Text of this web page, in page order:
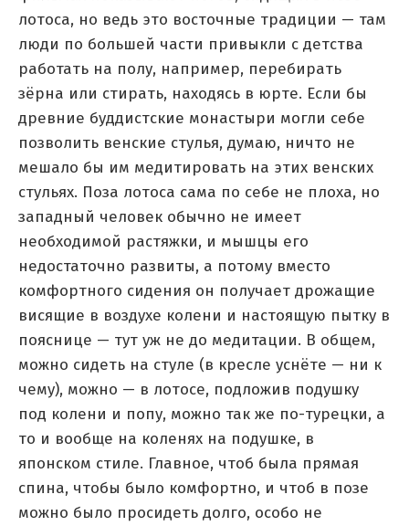
лотоса, но ведь это восточные традиции — там
люди по большей части привыкли с детства
работать на полу, например, перебирать
зёрна или стирать, находясь в юрте. Если бы
древние буддистские монастыри могли себе
позволить венские стулья, думаю, ничто не
мешало бы им медитировать на этих венских
стульях. Поза лотоса сама по себе не плоха, но
западный человек обычно не имеет
необходимой растяжки, и мышцы его
недостаточно развиты, а потому вместо
комфортного сидения он получает дрожащие
висящие в воздухе колени и настоящую пытку в
пояснице — тут уж не до медитации. В общем,
можно сидеть на стуле (в кресле уснёте — ни к
чему), можно — в лотосе, подложив подушку
под колени и попу, можно так же по-турецки, а
то и вообще на коленях на подушке, в
японском стиле. Главное, чтоб была прямая
спина, чтобы было комфортно, и чтоб в позе
можно было просидеть долго, особо не